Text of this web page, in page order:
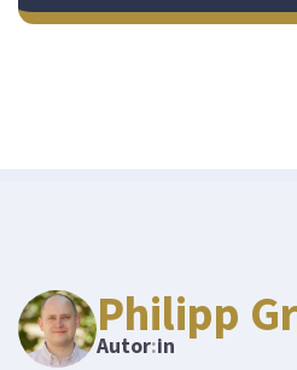
Philipp
Autor:in